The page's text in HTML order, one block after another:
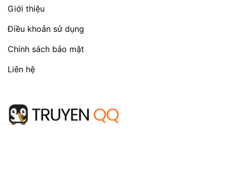
Giới thiệu
Điều khoản sử dụng
Chính sách bảo mật
Liên hệ